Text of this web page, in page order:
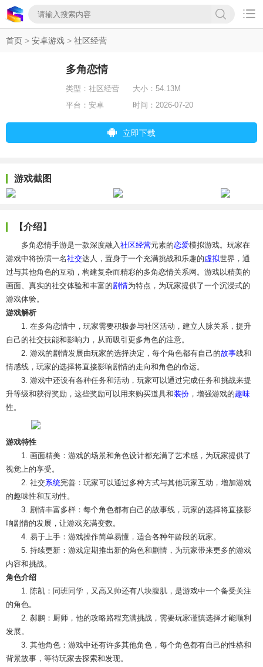

首页 > 安卓游戏 > 社区经营
多角恋情
类型： 社区经营 大小： 54.13M
平台： 安卓 时间： 2026-07-20
立即下载
游戏截图
【介绍】
多角恋情手游是一款深度融入社区经营元素的恋爱模拟游戏。玩家在
游戏中将扮演一名社交达人，置身于一个充满挑战和乐趣的虚拟世界，通
过与其他角色的互动，构建复杂而精彩的多角恋情关系网。游戏以精美的
画面、真实的社交体验和丰富的剧情为特点，为玩家提供了一个沉浸式的
游戏体验。
游戏解析
1. 在多角恋情中，玩家需要积极参与社区活动，建立人脉关系，提升
自己的社交技能和影响力，从而吸引更多角色的注意。
2. 游戏的剧情发展由玩家的选择决定，每个角色都有自己的故事线和
情感线，玩家的选择将直接影响剧情的走向和角色的命运。
3. 游戏中还设有各种任务和活动，玩家可以通过完成任务和挑战来提
升等级和获得奖励，这些奖励可以用来购买道具和装扮 ，增强游戏的趣味
性。
游戏特性
1. 画面精美：游戏的场景和角色设计都充满了艺术感，为玩家提供了
视觉上的享受。
2. 社交系统完善：玩家可以通过多种方式与其他玩家互动，增加游戏
的趣味性和互动性。
3. 剧情丰富多样：每个角色都有自己的故事线，玩家的选择将直接影
响剧情的发展，让游戏充满变数。
4. 易于上手：游戏操作简单易懂，适合各种年龄段的玩家。
5. 持续更新：游戏定期推出新的角色和剧情，为玩家带来更多的游戏
内容和挑战。
角色介绍
1. 陈凯：同班同学，又高又帅还有八块腹肌，是游戏中一个备受关注
的角色。
2. 郝鹏：厨师，他的攻略路程充满挑战，需要玩家谨慎选择才能顺利
发展。
3. 其他角色：游戏中还有许多其他角色，每个角色都有自己的性格和
背景故事，等待玩家去探索和发现。